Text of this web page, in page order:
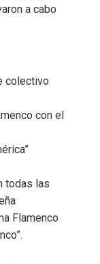
a cabo
colectivo
con el
todas las
Flamenco